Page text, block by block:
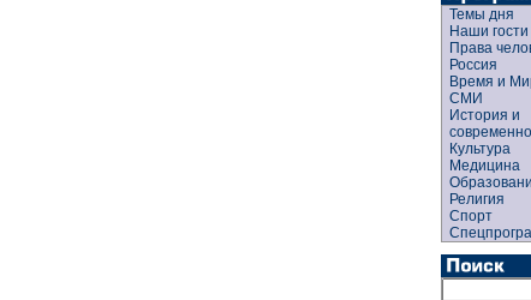
Темы дня
Наши гости
Права
Россия
Время и
СМИ
История и
Культура
Медицина
Религия
Спорт